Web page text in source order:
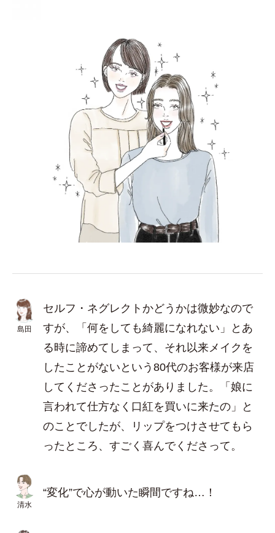
島田
セルフ・ネグレクトかどうかは微妙なので
すが、「何をしても綺麗になれない」とあ
る時に諦めてしまって、それ以来メイクを
したことがないという80代のお客様が来店
してくださったことがありました。「娘に
言われて仕方なく口紅を買いに来たの」と
のことでしたが、リップをつけさせてもら
ったところ、すごく喜んでくださって。
清水
“変化”で心が動いた瞬間ですね…！